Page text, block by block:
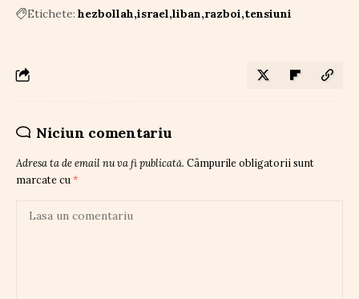
Etichete: hezbollah israel liban razboi tensiuni
Niciun comentariu
Adresa ta de email nu va fi publicată. Câmpurile obligatorii sunt
marcate cu *